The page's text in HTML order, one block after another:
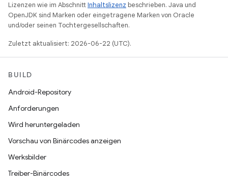
Lizenzen wie im AbschnittInhaltslizenz beschrieben. Java und
OpenJDK sind Marken oder eingetragene Marken von Oracle
und/oder seinen Tochtergesellschaften.
Zuletzt aktualisiert: 2026-06-22 (UTC).
BUILD
Android-Repository
Anforderungen
Wird heruntergeladen
Vorschau von Binärcodes anzeigen
Werksbilder
Treiber-Binärcodes